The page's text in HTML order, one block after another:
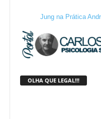
Jung na Prática
OLHA QUE LEGAL!!!